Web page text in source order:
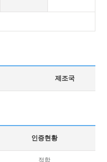
제조국
인증현황
적합